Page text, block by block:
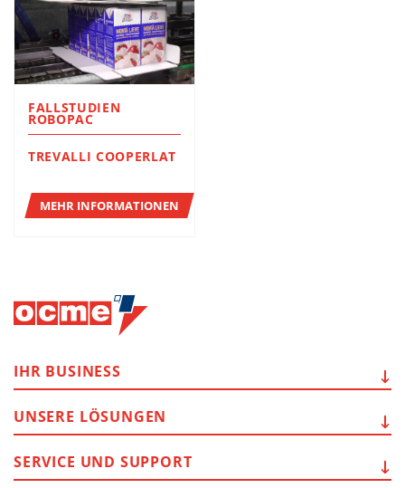
FALLSTUDIEN
ROBOPAC
TREVALLI COOPERLAT
MEHR INFORMATIONEN
IHR BUSINESS
UNSERE LÖSUNGEN
SERVICE UND SUPPORT